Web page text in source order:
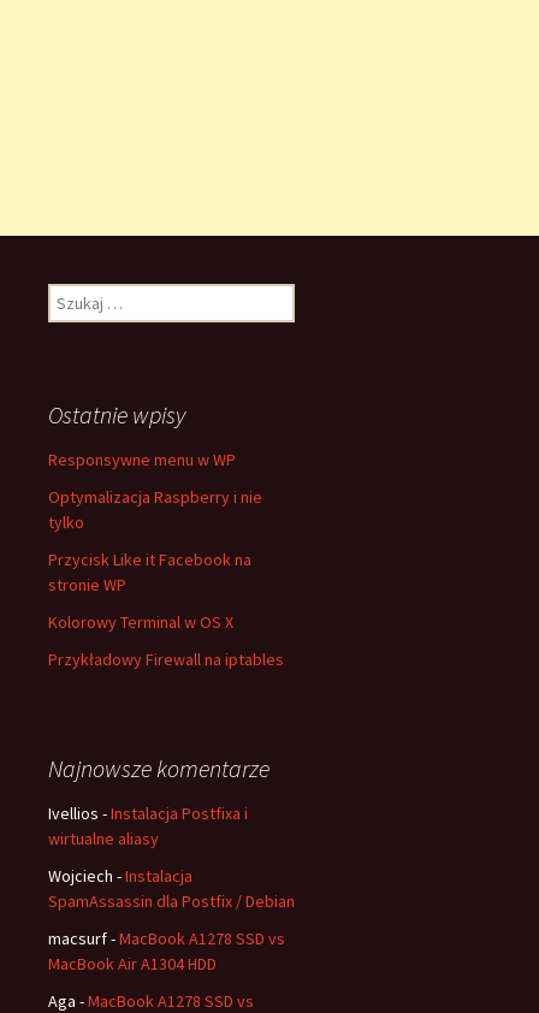
Szukaj:
Ostatnie wpisy
Responsywne menu w WP
Optymalizacja Raspberry i nie
tylko
Przycisk Like it Facebook na
stronie WP
Kolorowy Terminal w OS X
Przykładowy Firewall na iptables
Najnowsze komentarze
Ivellios -Instalacja Postfixa i
wirtualne aliasy
Wojciech -Instalacja
SpamAssassin dla Postfix / Debian
macsurf-MacBook A1278 SSD vs
MacBook Air A1304 HDD
Aga -MacBook A1278 SSD vs